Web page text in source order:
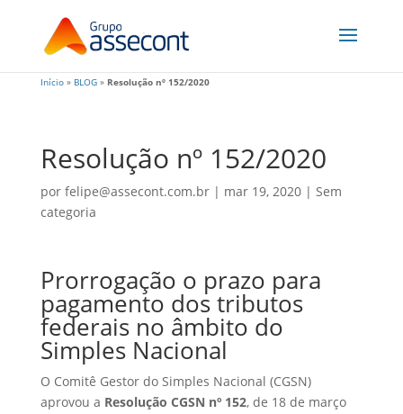
Início» BLOG» Resolução nº 152/2020
Resolução nº 152/2020
por felipe@assecont.com.br| mar 19, 2020| Sem
categoria
Prorrogação o prazo para
pagamento dos tributos
federais no âmbito do
Simples Nacional
O Comitê Gestor do Simples Nacional (CGSN)
aprovou a Resolução CGSN nº 152, de 18 de março